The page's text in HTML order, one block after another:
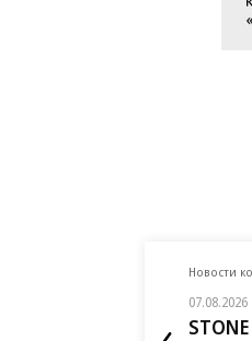
Новости
07.08.2026
STONE